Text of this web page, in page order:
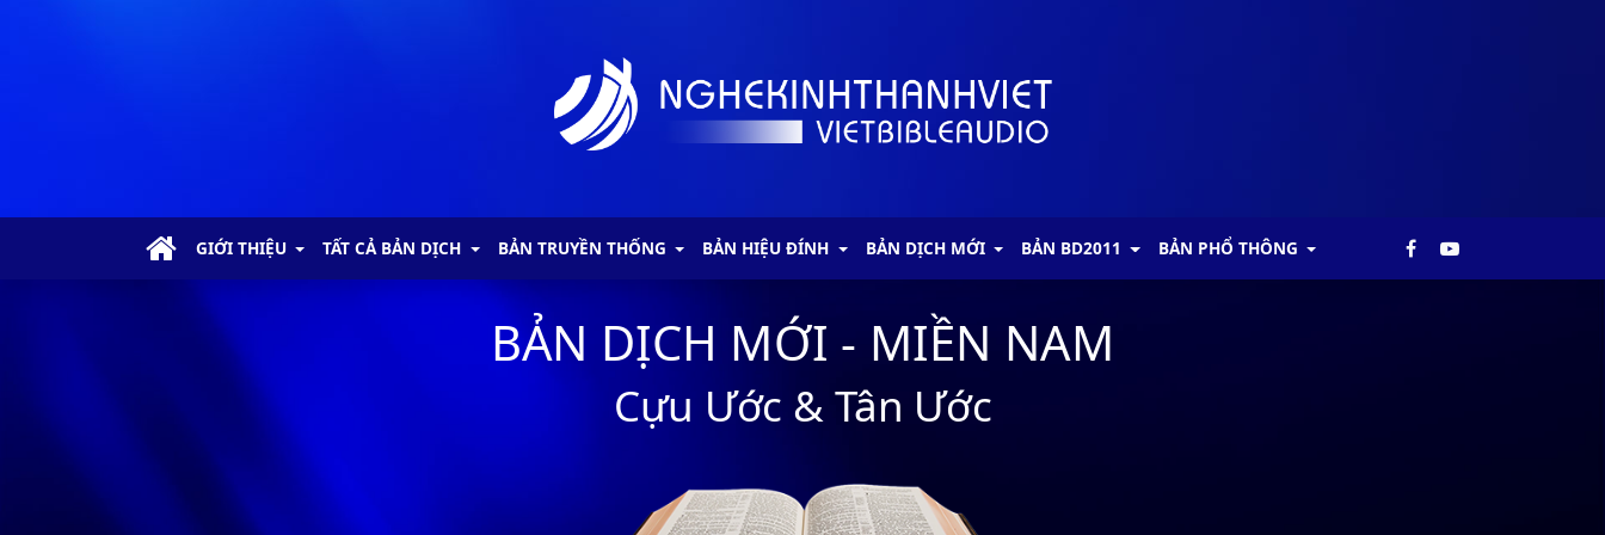
GIỚI THIỆU TẤT CẢ BẢN DỊCH BẢN TRUYỀN THỐNG BẢN HIỆU ĐÍNH BẢN DỊCH MỚI BẢN BD2011 BẢN PHỔ THÔNG
BẢN DỊCH MỚI - MIỀN NAM
Cựu Ước & Tân Ước
I Sa-mu-ên - Chương 3
I Sa-mu-ên - Chương 4
I Sa-mu-ên - Chương 9